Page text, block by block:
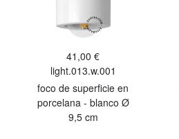
41,00 €
light.013.w.001
foco de superficie en
porcelana - blanco Ø
9,5 cm